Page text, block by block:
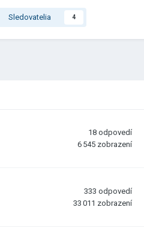
Sledovatelia 4
18 odpovedí
6 545 zobrazení
333 odpovedí
33 011 zobrazení